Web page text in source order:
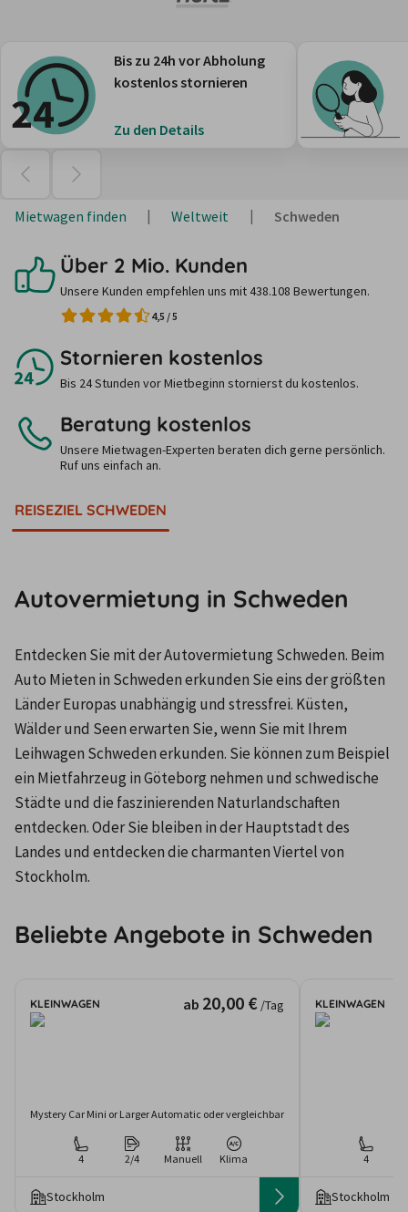
Bis zu 24h vor Abholung
kostenlos stornieren
Zu den Details
Mietwagen finden Weltweit Schweden
Über 2 Mio. Kunden
Unsere Kunden empfehlen uns mit 438.108 Bewertungen.
4,5 /5
Stornieren kostenlos
Bis 24 Stunden vor Mietbeginn stornierst du kostenlos.
Beratung kostenlos
Unsere Mietwagen-Experten beraten dich gerne persönlich.
Ruf uns einfach an.
REISEZIEL SCHWEDEN
Autovermietung in Schweden
Entdecken Sie mit der Autovermietung Schweden. Beim
Auto Mieten in Schweden erkunden Sie eins der größten
Länder Europas unabhängig und stressfrei. Küsten,
Wälder und Seen erwarten Sie, wenn Sie mit Ihrem
Leihwagen Schweden erkunden. Sie können zum Beispiel
ein Mietfahrzeug in Göteborg nehmen und schwedische
Städte und die faszinierenden Naturlandschaften
entdecken. Oder Sie bleiben in der Hauptstadt des
Landes und entdecken die charmanten Viertel von
Stockholm.
Beliebte Angebote in Schweden
KLEINWAGEN ab 20,00 € /Tag
Mystery Car Mini or Larger Automatic oder vergleichbar
4 2/4 Manuell Klima
Stockholm
KLEINWAGEN
4
Stockholm